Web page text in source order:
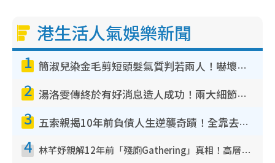
港生活人氣娛樂新聞
1 簡淑兒染金毛剪短頭髮氣質判若兩人！嚇壞老公麥大力都認唔出：「你做咩事？」
2 湯洛雯傳終於有好消息造人成功！兩大細節曝孕味極濃惹猜測：大肚婆先會咁！
3 五索親揭10年前負債人生逆襲奇蹟！全靠去一地方轉運後即遇上馬先生
4 林芊妤親解12年前「殘廁Gathering」真相！高層解約一句話重創尊嚴至今拒返TVB